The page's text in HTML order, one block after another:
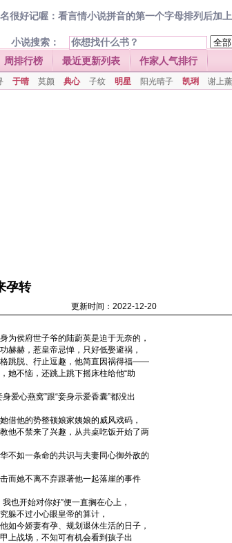
很好记喔：看言情小说拼音的第一个字母排列后
小说搜索：
周排行榜 最近更新列表 作家人气排行
于晴 莫颜 典心 子纹 明星 阳光晴子 凯琍 谢上薰
孕转
更新时间：2022-12-20
为侯府世子爷的陆蔚英是迫于无奈的，
赫赫，惹皇帝忌惮，只好低娶避祸，
跳脱、行止逗趣，他简直因祸得福——
她不恼，还跳上跳下摇床柱给他“助
爱心燕窝”跟“妾身示爱香囊”都没出
借他的势整顿娘家姨娘的威风戏码，
他不禁来了兴趣，从共桌吃饭开始了两
不如一条命的共识与夫妻同心御外敌的
而她不离不弃跟著他一起落崖的事件
也开始对你好”便一直搁在心上，
躲不过小心眼皇帝的算计，
如今娇妻有孕、规划退休生活的日子，
上战场，不知可有机会看到孩子出